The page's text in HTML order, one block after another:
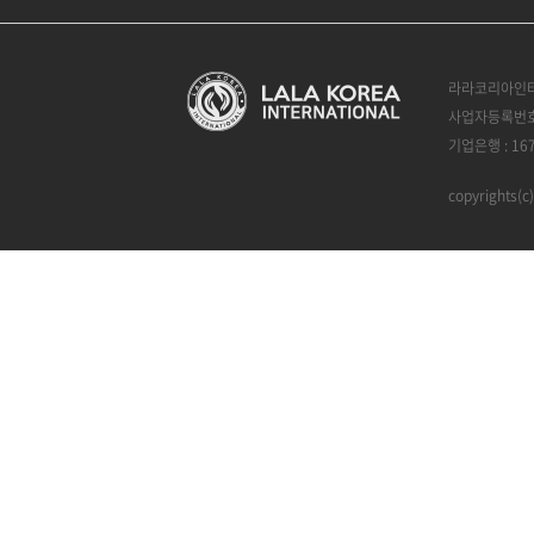
라라코리아인
사업자등록
기업은행 :